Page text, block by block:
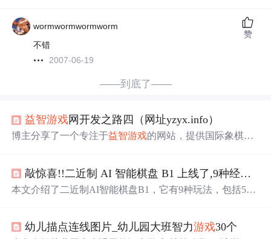
wormwormwormworm
不错
2007-06-19
赞
——到底了——
益智游戏 网开发之路四（网址yzyx.info）
博主分享了一个专注于益智游戏的网站，提供国际象棋、
敲惊喜!!二近制 AI 智能棋盘 B1 上线了,9种经典
本文介绍了二近制AI智能棋盘B1，它有9种玩法，包括5种
单，轻巧便携且续航长，能提升孩子综合能力，是性价比
幼儿描点连线图片_幼儿园大班智力游戏30个